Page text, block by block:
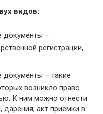
видов:
документы –
регистрации,
документы – такие
возникло право
К ним можно отнести
акт приемки в